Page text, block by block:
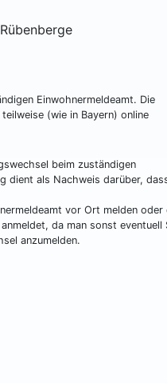
Einwohnermeldeamt. Die
(wie in Bayern) online
beim zuständigen
dient als Nachweis darüber,
vor Ort melden oder
da man sonst eventuell
anzumelden.